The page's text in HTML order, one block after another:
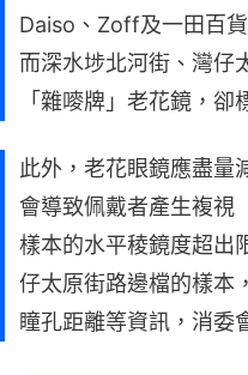
Daiso、Zoff及一田百
而深水埗北河街、灣仔
「雜嘜牌」老花鏡，卻
此外，老花眼鏡應盡量
會導致佩戴者產生複視
樣本的水平稜鏡度超出
仔太原街路邊檔的樣本
瞳孔距離等資訊，消委